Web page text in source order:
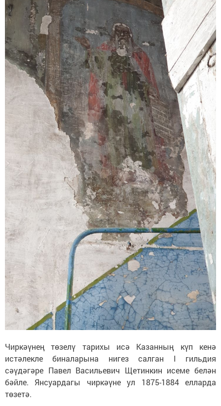
Чиркәүнең төзелү тарихы исә Казанның күп кенә
истәлекле биналарына нигез салган I гильдия
сәүдәгәре Павел Васильевич Щетинкин исеме белән
бәйле. Янсуардагы чиркәүне ул 1875-1884 елларда
төзетә.